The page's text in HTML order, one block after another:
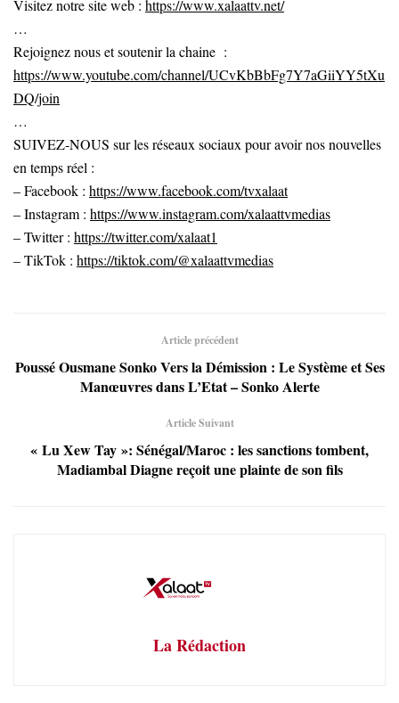
Visitez notre site web : https://www.xalaattv.net/
…
Rejoignez nous et soutenir la chaine :
https://www.youtube.com/channel/UCvKbBbFg7Y7aGiiYY5tXu
DQ/join
…
SUIVEZ-NOUS sur les réseaux sociaux pour avoir nos nouvelles
en temps réel :
– Facebook : https://www.facebook.com/tvxalaat
– Instagram : https://www.instagram.com/xalaattvmedias
– Twitter : https://twitter.com/xalaat1
– TikTok : https://tiktok.com/@xalaattvmedias
Article précédent
Poussé Ousmane Sonko Vers la Démission : Le Système et Ses
Manœuvres dans L’Etat – Sonko Alerte
Article Suivant
« Lu Xew Tay »: Sénégal/Maroc : les sanctions tombent,
Madiambal Diagne reçoit une plainte de son fils
La Rédaction